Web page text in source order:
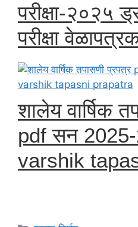
परीक्षा-२०२५
परीक्षा
शालेय वार्षिक
pdf सन
varshik